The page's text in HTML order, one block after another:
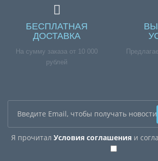
БЕСПЛАТНАЯ
ДОСТАВКА
На сумму заказа от 10 000
рублей
Я прочитал Условия соглашенияи